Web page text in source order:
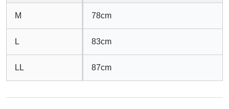
M 78cm
L 83cm
LL 87cm